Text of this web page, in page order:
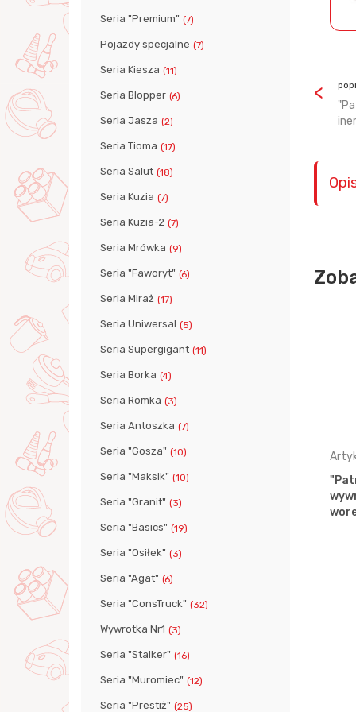
Seria "Premium" (7)
Pojazdy specjalne (7)
Seria Kiesza (11)
Seria Blopper (6)
Seria Jasza (2)
Seria Tioma (17)
Seria Salut (18)
Seria Kuzia (7)
Seria Kuzia-2 (7)
Seria Mrówka (9)
Seria "Faworyt" (6)
Seria Miraż (17)
Seria Uniwersal (5)
Seria Supergigant (11)
Seria Borka (4)
Seria Romka (3)
Seria Antoszka (7)
Seria "Gosza" (10)
Seria "Maksik" (10)
Seria "Granit" (3)
Seria "Basics" (19)
Seria "Osiłek" (3)
Seria "Agat" (6)
Seria "ConsTruck" (32)
Wywrotka Nr1 (3)
Seria "Stalker" (16)
Seria "Muromiec" (12)
Seria "Prestiż" (25)
Artykuł: 61250
"Patrick", samochód-
wywrotka inercyjny (odcienie